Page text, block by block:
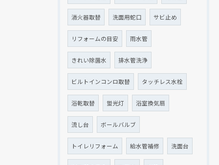
消火器取替 洗面用蛇口 サビ止め
リフォームの目安 雨水管
きれい除菌水 排水管洗浄
ビルトインコンロ取替 タッチレス水栓
浴乾取替 蛍光灯 浴室換気扇
流し台 ボールバルブ
トイレリフォーム 給水管補修 洗面台